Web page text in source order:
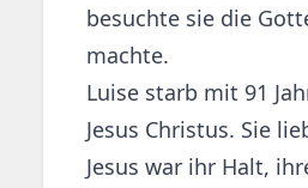
besuchte sie die
machte.
Luise starb mit 91
Jesus Christus. Sie
Jesus war ihr Halt,